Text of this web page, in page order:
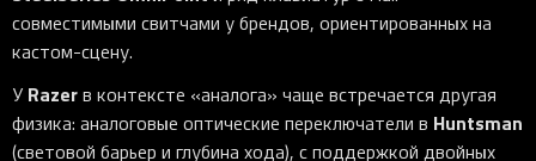
совместимыми свитчами у брендов, ориентированных на
кастом-сцену.
У Razerв контексте «аналога» чаще встречается другая
физика: аналоговые оптические переключатели в Huntsman
(световой барьер и глубина хода), с поддержкой двойных